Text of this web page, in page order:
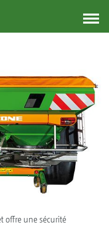
offre une sécurité